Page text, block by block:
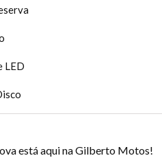
LED
está aqui na Gilberto Motos!